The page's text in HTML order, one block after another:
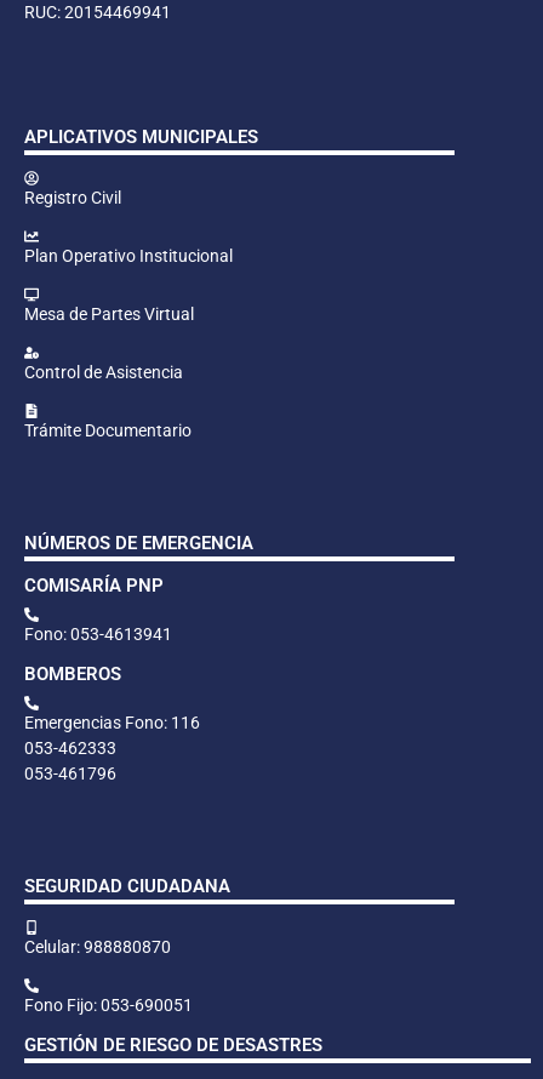
RUC: 20154469941
APLICATIVOS MUNICIPALES
Registro Civil
Plan Operativo Institucional
Mesa de Partes Virtual
Control de Asistencia
Trámite Documentario
NÚMEROS DE EMERGENCIA
COMISARÍA PNP
Fono: 053-4613941
BOMBEROS
Emergencias Fono: 116
053-462333
053-461796
SEGURIDAD CIUDADANA
Celular: 988880870
Fono Fijo: 053-690051
GESTIÓN DE RIESGO DE DESASTRES